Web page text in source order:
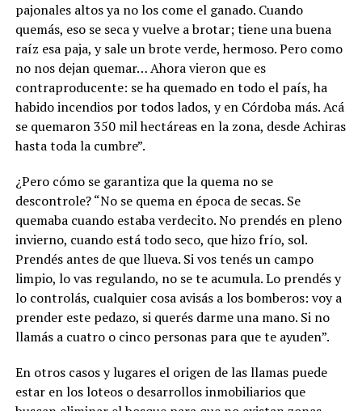
pajonales altos ya no los come el ganado. Cuando
quemás, eso se seca y vuelve a brotar; tiene una buena
raíz esa paja, y sale un brote verde, hermoso. Pero como
no nos dejan quemar… Ahora vieron que es
contraproducente: se ha quemado en todo el país, ha
habido incendios por todos lados, y en Córdoba más. Acá
se quemaron 350 mil hectáreas en la zona, desde Achiras
hasta toda la cumbre”.
¿Pero cómo se garantiza que la quema no se
descontrole? “No se quema en época de secas. Se
quemaba cuando estaba verdecito. No prendés en pleno
invierno, cuando está todo seco, que hizo frío, sol.
Prendés antes de que llueva. Si vos tenés un campo
limpio, lo vas regulando, no se te acumula. Lo prendés y
lo controlás, cualquier cosa avisás a los bomberos: voy a
prender este pedazo, si querés darme una mano. Si no
llamás a cuatro o cinco personas para que te ayuden”.
En otros casos y lugares el origen de las llamas puede
estar en los loteos o desarrollos inmobiliarios que